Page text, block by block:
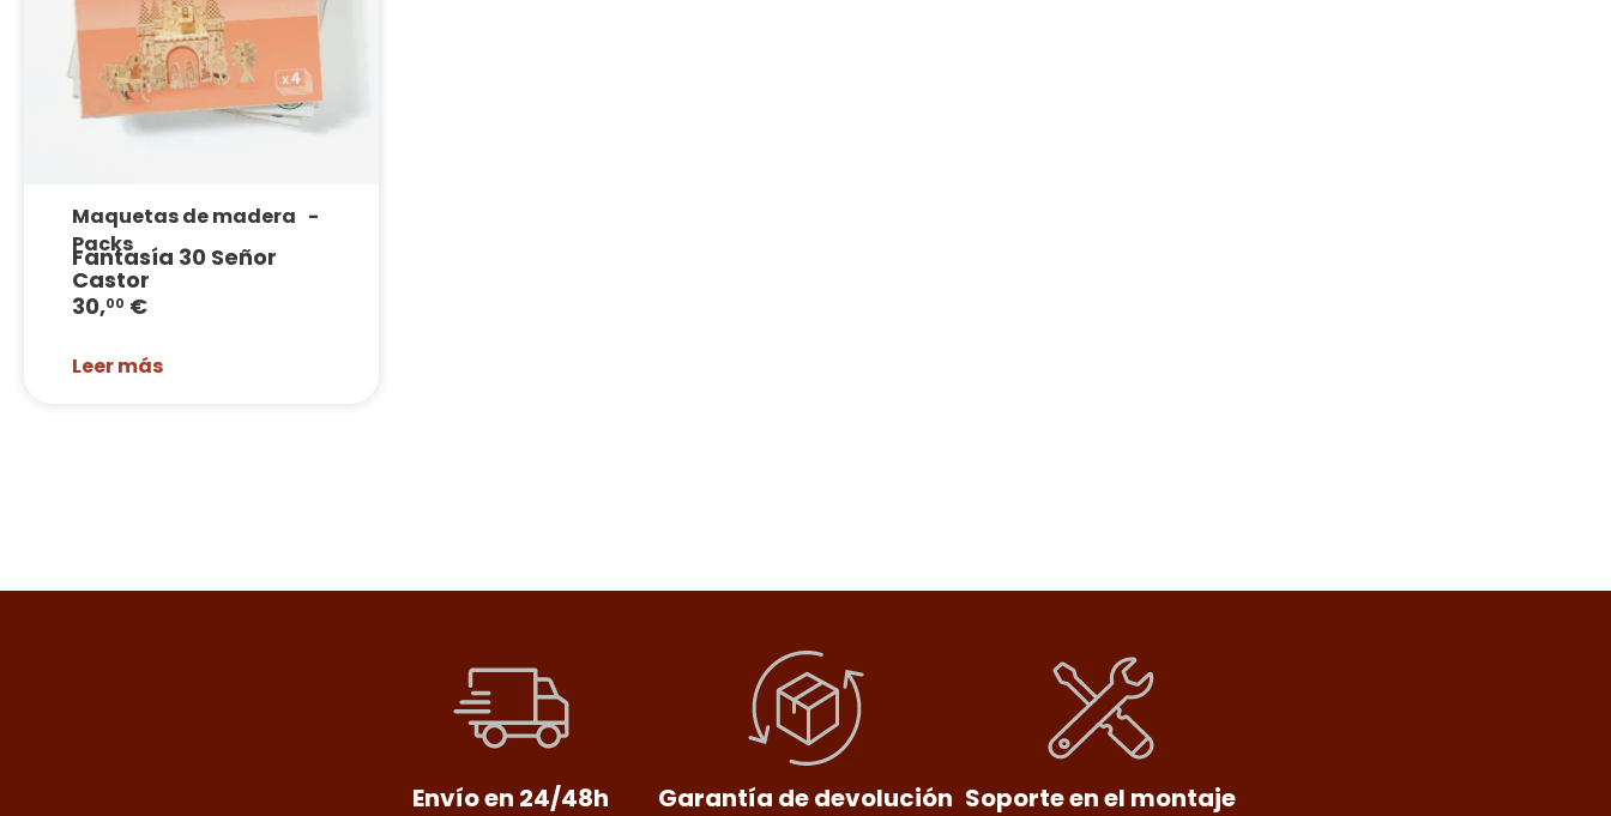
Maquetas de madera
Packs
Fantasía 30 Señor
Castor
30,00 €
Leer más
Envío en 24/48h Garantía de devolución Soporte en el montaje